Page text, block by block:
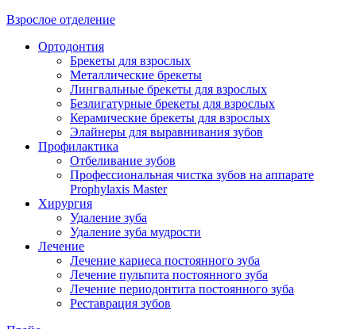
Взрослое отделение
Ортодонтия
Брекеты для взрослых
Металлические брекеты
Лингвальные брекеты для взрослых
Безлигатурные брекеты для взрослых
Керамические брекеты для взрослых
Элайнеры для выравнивания зубов
Профилактика
Отбеливание зубов
Профессиональная чистка зубов на аппарате
Prophylaxis Master
Хирургия
Удаление зуба
Удаление зуба мудрости
Лечение
Лечение кариеса постоянного зуба
Лечение пульпита постоянного зуба
Лечение периодонтита постоянного зуба
Реставрация зубов